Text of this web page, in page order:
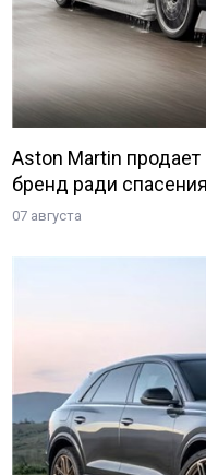
Aston Martin
бренд ради
07 августа